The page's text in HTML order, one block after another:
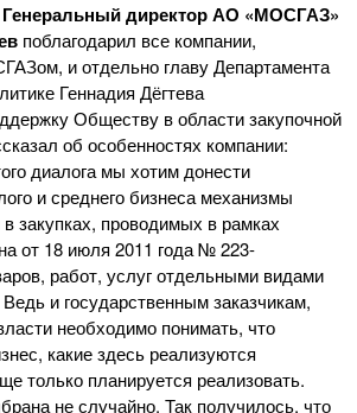
Генеральный директор АО «МОСГАЗ»
поблагодарил все компании,
и отдельно главу Департамента
Геннадия Дёгтева
Обществу в области закупочной
об особенностях компании:
диалога мы хотим донести
и среднего бизнеса механизмы
закупках, проводимых в рамках
от 18 июля 2011 года № 223-
работ, услуг отдельными видами
Ведь и государственным заказчикам,
необходимо понимать, что
какие здесь реализуются
только планируется реализовать.
не случайно. Так получилось, что